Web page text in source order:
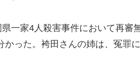
一家4人殺害事件において再
った。袴田さんの姉は、冤罪